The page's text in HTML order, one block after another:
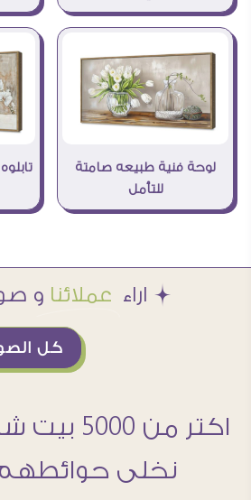
لوحة فنية طبيعه صامتة
للتأمل
Æ اراء عملائنا و
كل
اكتر من
نخلى